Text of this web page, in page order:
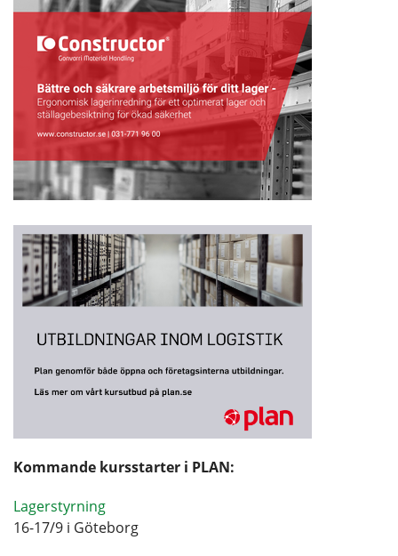
Kommande kursstarter i PLAN:
Lagerstyrning
16-17/9 i Göteborg